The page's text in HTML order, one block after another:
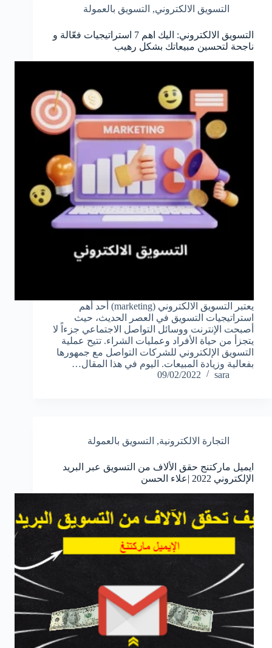
التسويق الالكتروني, التسويق بالعمولة
التسويق الالكتروني: اليك اهم 7 استراتيجيات فعّالة و
ناجحة لتحسين مبيعاتك بشكل رهيب
يعتبر التسويق الالكتروني (marketing) أحد أهم
استراتيجيات التسويق في العصر الحديث، حيث
أصبحت الإنترنت ووسائل التواصل الاجتماعي جزءاً لا
يتجزأ من حياة الأفراد وعمليات الشراء. تتيح عملية
التسويق الإلكتروني للشركات التواصل مع جمهورها
بفعالية وزيادة المبيعات. اليوم في هذا المقال…
sara
09/02/2022
التجارة الالكترونية, التسويق بالعمولة
ايميل ماركتنج حقق الألاف من التسويق عبر البريد
الإلكتروني 2022 |علاء الحسن